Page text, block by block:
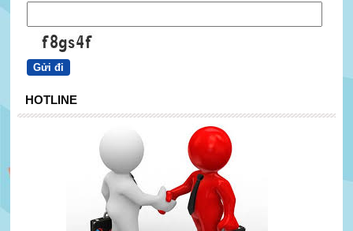
HOTLINE